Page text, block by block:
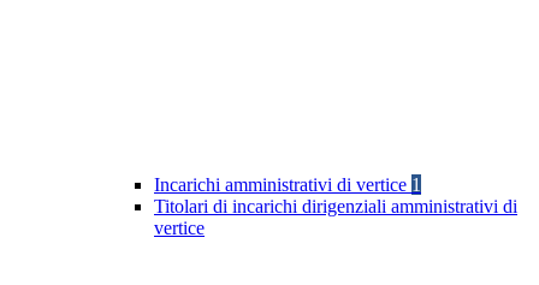
Incarichi amministrativi di vertice 1
Titolari di incarichi dirigenziali amministrativi di
vertice